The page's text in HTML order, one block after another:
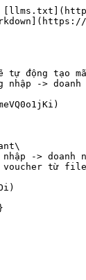
tự động tạo
nhập ->
->
từ